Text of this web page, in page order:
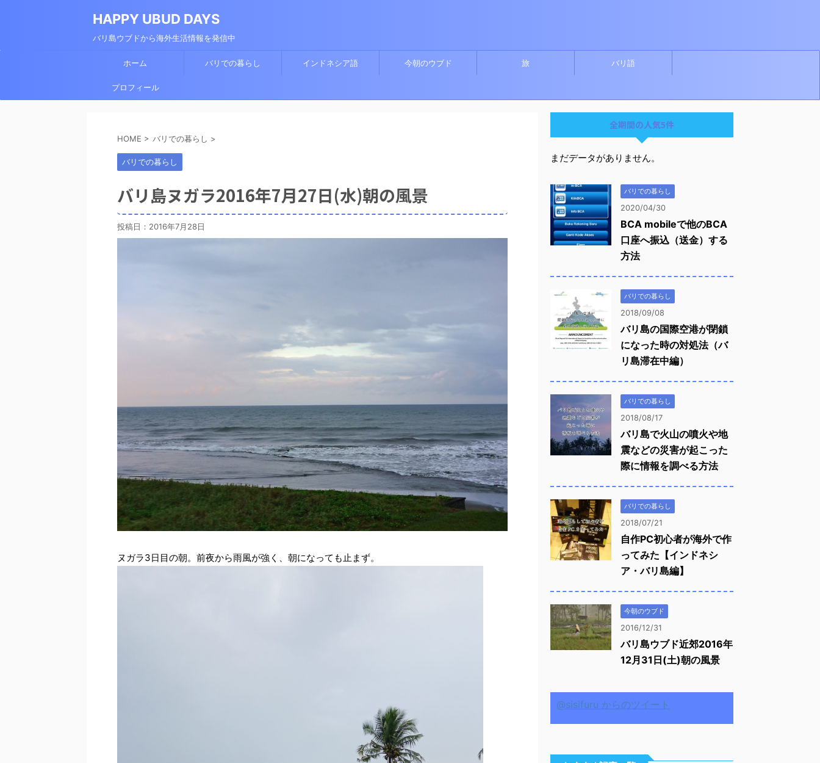
HAPPY UBUD DAYS
バリ島ウブドから海外生活情報を発信中
ホーム バリでの暮らし インドネシア語 今朝のウブド 旅 バリ語
プロフィール
HOME > バリでの暮らし >
バリでの暮らし
バリ島ヌガラ2016年7月27日(水)朝の風景
投稿日： 2016年7月28日
ヌガラ3日目の朝。前夜から雨風が強く、朝になっても止まず。
全期間の人気5件
まだデータがありません。
バリでの暮らし
2020/04/30
BCA mobileで他のBCA
口座へ振込（送金）する
方法
バリでの暮らし
2018/09/08
バリ島の国際空港が閉鎖
になった時の対処法（バ
リ島滞在中編）
バリでの暮らし
2018/08/17
バリ島で火山の噴火や地
震などの災害が起こった
際に情報を調べる方法
バリでの暮らし
2018/07/21
自作PC初心者が海外で作
ってみた【インドネシ
ア・バリ島編】
今朝のウブド
2016/12/31
バリ島ウブド近郊2016年
12月31日(土)朝の風景
@sisifuru からのツイート